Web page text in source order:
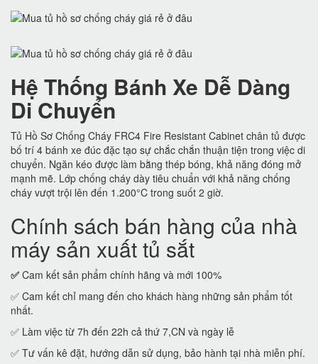
Hệ Thống Bánh Xe Dễ Dàng
Di Chuyển
Tủ Hồ Sơ Chống Cháy FRC4 Fire Resistant Cabinet chân tủ được
bố trí 4 bánh xe đúc đặc tạo sự chắc chắn thuận tiện trong việc di
chuyển. Ngăn kéo được làm bằng thép bóng, khả năng đóng mở
mạnh mẽ. Lớp chống cháy dày tiêu chuẩn với khả năng chống
cháy vượt trội lên đến 1.200°C trong suốt 2 giờ.
Chính sách bán hàng của nhà
máy sản xuất tủ sắt
✅ Cam kết sản phẩm chính hãng và mới 100%
✅ Cam kết chỉ mang đến cho khách hàng những sản phẩm tốt
nhất.
✅ Làm việc từ 7h đến 22h cả thứ 7,CN và ngày lễ
✅ Tư vấn kê đặt, hướng dẫn sử dụng, bảo hành tại nhà miễn phí.